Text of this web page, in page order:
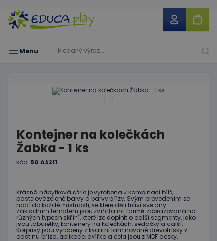
Menu
Kontejner na kolečkách
Žabka - 1 ks
kód: 50 A3211
Krásná nábytková série je vyrobena v kombinaci bílé,
pastelové zelené barvy a barvy břízy. Svým provedením se
hodí do každé místnosti, ve které děti tráví své dny.
Základním tématem jsou zvířata na farmě zobrazovaná na
různých typech skříní, které lze doplnit o další segmenty, jako
jsou taburetky, kontejnery na kolečkách, sedačky a další.
Korpusy jsou vyrobeny z kvalitní laminované dřevotřísky v
odstínu bříza, aplikace, dvířka a čela jsou z MDF desky.